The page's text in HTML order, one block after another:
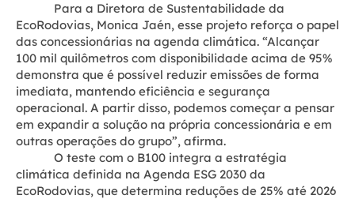
Para a Diretora de Sustentabilidade da
EcoRodovias, Monica Jaén, esse projeto reforça o papel
das concessionárias na agenda climática. “Alcançar
100 mil quilômetros com disponibilidade acima de 95%
demonstra que é possível reduzir emissões de forma
imediata, mantendo eficiência e segurança
operacional. A partir disso, podemos começar a pensar
em expandir a solução na própria concessionária e em
outras operações do grupo”, afirma.
O teste com o B100 integra a estratégia
climática definida na Agenda ESG 2030 da
EcoRodovias, que determina reduções de 25% até 2026